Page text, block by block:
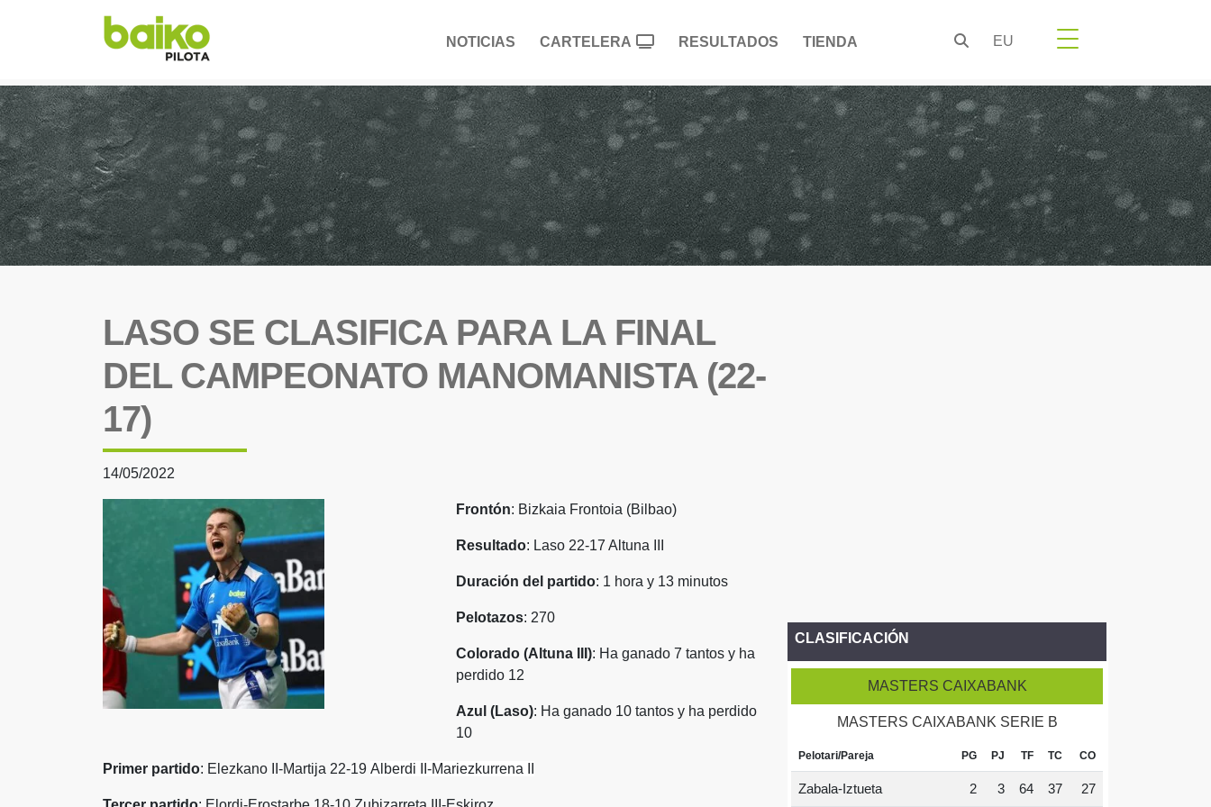
NOTICIAS CARTELERA RESULTADOS TIENDA EU
LASO SE CLASIFICA PARA LA FINAL
DEL CAMPEONATO MANOMANISTA (22-
17)
14/05/2022
Frontón: Bizkaia Frontoia (Bilbao)
Resultado: Laso 22-17 Altuna III
Duración del partido: 1 hora y 13 minutos
Pelotazos: 270
Colorado (Altuna III): Ha ganado 7 tantos y ha
perdido 12
Azul (Laso): Ha ganado 10 tantos y ha perdido
10
Primer partido: Elezkano II-Martija 22-19 Alberdi II-Mariezkurrena II
CLASIFICACIÓN
MASTERS CAIXABANK
MASTERS CAIXABANK SERIE B
Pelotari/Pareja PG PJ TF TC CO
Zabala-Iztueta 2 3 64 37 27